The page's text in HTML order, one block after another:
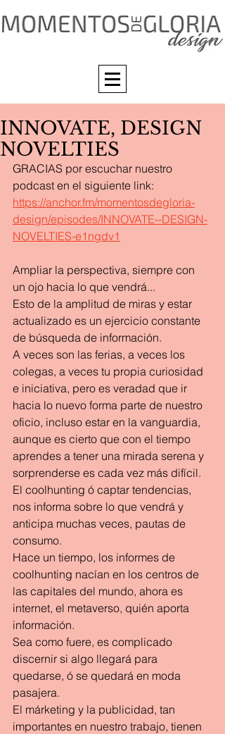
INNOVATE, DESIGN
NOVELTIES
GRACIAS por escuchar nuestro
podcast en el siguiente link:
https://anchor.fm/momentosdegloria-
design/episodes/INNOVATE--DESIGN-
NOVELTIES-e1ngdv1
Ampliar la perspectiva, siempre con
un ojo hacia lo que vendrá...
Esto de la amplitud de miras y estar
actualizado es un ejercicio constante
de búsqueda de información.
A veces son las ferias, a veces los
colegas, a veces tu propia curiosidad
e iniciativa, pero es veradad que ir
hacia lo nuevo forma parte de nuestro
oficio, incluso estar en la vanguardia,
aunque es cierto que con el tiempo
aprendes a tener una mirada serena y
sorprenderse es cada vez más difícil.
El coolhunting ó captar tendencias,
nos informa sobre lo que vendrá y
anticipa muchas veces, pautas de
consumo.
Hace un tiempo, los informes de
coolhunting nacían en los centros de
las capitales del mundo, ahora es
internet, el metaverso, quién aporta
información.
Sea como fuere, es complicado
discernir si algo llegará para
quedarse, ó se quedará en moda
pasajera.
El márketing y la publicidad, tan
importantes en nuestro trabajo, tienen